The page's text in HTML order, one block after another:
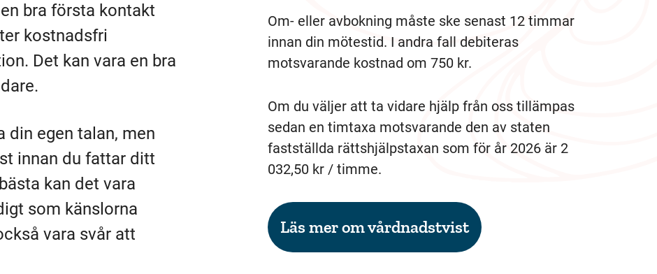
bra första kontakt
kostnadsfri
Det kan vara en bra
din egen talan, men
innan du fattar ditt
kan det vara
som känslorna
vara svår att
Om- eller avbokning måste ske senast 12 timmar
innan din mötestid. I andra fall debiteras
motsvarande kostnad om 750 kr.
Om du väljer att ta vidare hjälp från oss tillämpas
sedan en timtaxa motsvarande den av staten
fastställda rättshjälpstaxan som för år 2026 är 2
032,50 kr / timme.
Läs mer om vårdnadstvist